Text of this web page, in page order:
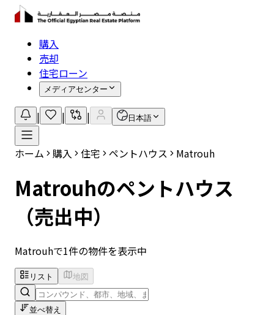
購入
売却
住宅ローン
メディアセンター
| | | 日本語
ホーム 購入 住宅 ペントハウス Matrouh
Matrouhのペントハウス
（売出中）
Matrouhで1件の物件を表示中
リスト 地図
並べ替え